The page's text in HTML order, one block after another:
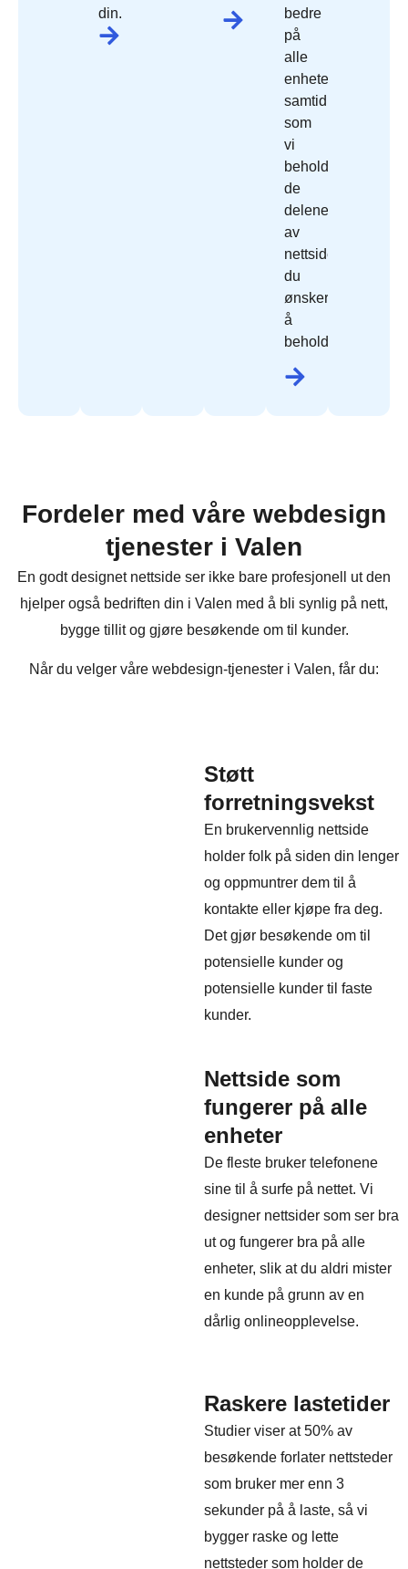
din.
bedre
på
alle
enheter,
samtidig
som
vi
beholder
de
delene
av
nettside
du
ønsker
å
beholde.
Fordeler med våre webdesign
tjenester i Valen
En godt designet nettside ser ikke bare profesjonell ut den
hjelper også bedriften din i Valen med å bli synlig på nett,
bygge tillit og gjøre besøkende om til kunder.
Når du velger våre webdesign-tjenester i Valen, får du:
Støtt
forretningsvekst
En brukervennlig nettside
holder folk på siden din lenger
og oppmuntrer dem til å
kontakte eller kjøpe fra deg.
Det gjør besøkende om til
potensielle kunder og
potensielle kunder til faste
kunder.
Nettside som
fungerer på alle
enheter
De fleste bruker telefonene
sine til å surfe på nettet. Vi
designer nettsider som ser bra
ut og fungerer bra på alle
enheter, slik at du aldri mister
en kunde på grunn av en
dårlig onlineopplevelse.
Raskere lastetider
Studier viser at 50% av
besøkende forlater nettsteder
som bruker mer enn 3
sekunder på å laste, så vi
bygger raske og lette
nettsteder som holder de